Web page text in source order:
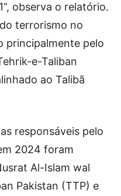
observa o relatório.
terrorismo no
principalmente pelo
e-Taliban
ao Talibã
responsáveis ​​pelo
2024 foram
Al-Islam wal
Pakistan (TTP) e